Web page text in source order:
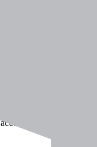
et Lindner.
du lundi au